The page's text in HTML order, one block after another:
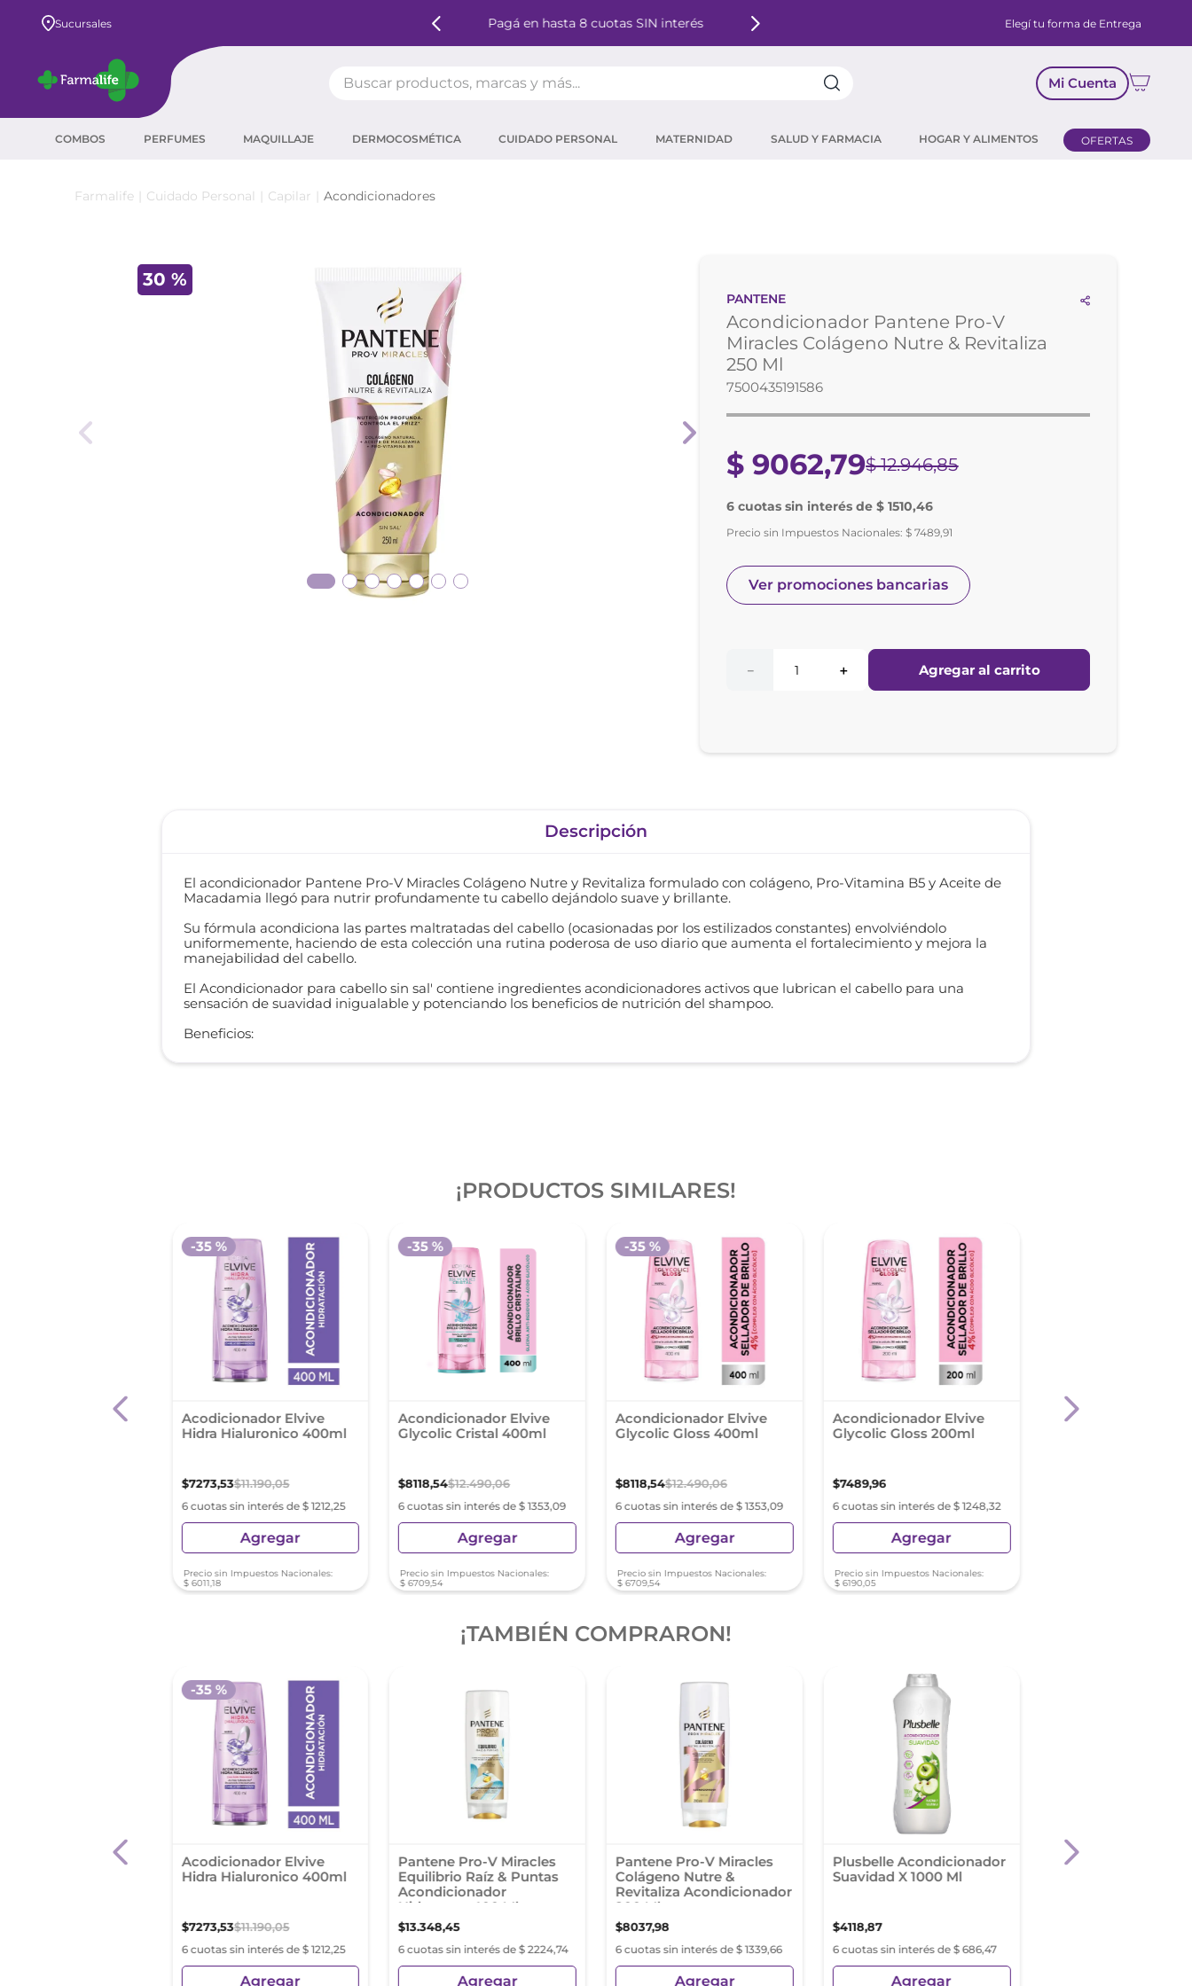
Sucursales Pagá en hasta 8 cuotas SIN interés Elegí tu forma de Entrega
Mi Cuenta
COMBOS PERFUMES MAQUILLAJE DERMOCOSMÉTICA CUIDADO PERSONAL MATERNIDAD SALUD Y FARMACIA HOGAR Y ALIMENTOS OFERTAS
Cuidado Personal Capilar Acondicionadores
30 %
PANTENE
Acondicionador Pantene Pro-V
Miracles Colágeno Nutre & Revitaliza
250 Ml
7500435191586
$ 9062,79$ 12.946,85
6 cuotas sin interés de $ 1510,46
Precio sin Impuestos Nacionales:$ 7489,91
Ver promociones bancarias
＋
－ Agregar al carrito
Descripción
El acondicionador Pantene Pro-V Miracles Colágeno Nutre y Revitaliza formulado con colágeno, Pro-Vitamina B5 y Aceite de
Macadamia llegó para nutrir profundamente tu cabello dejándolo suave y brillante.
Su fórmula acondiciona las partes maltratadas del cabello (ocasionadas por los estilizados constantes) envolviéndolo
uniformemente, haciendo de esta colección una rutina poderosa de uso diario que aumenta el fortalecimiento y mejora la
manejabilidad del cabello.
El Acondicionador para cabello sin sal' contiene ingredientes acondicionadores activos que lubrican el cabello para una
sensación de suavidad inigualable y potenciando los beneficios de nutrición del shampoo.
Beneficios:
¡PRODUCTOS SIMILARES!
Elvive
Acodicionador Elvive
Hidra Hialuronico 400ml
$7273,53$11.190,05
6 cuotas sin interés de $ 1212,25
-35 %
Agregar
Precio sin Impuestos Nacionales:
$ 6011,18
Acondicionador Elvive
Glycolic Cristal 400ml
$8118,54$12.490,06
6 cuotas sin interés de $ 1353,09
-35 %
Agregar
Precio sin Impuestos Nacionales:
$ 6709,54
Acondicionador Elvive
Glycolic Gloss 400ml
$8118,54$12.490,06
6 cuotas sin interés de $ 1353,09
-35 %
Agregar
Precio sin Impuestos Nacionales:
$ 6709,54
Acondicionador Elvive
Glycolic Gloss 200ml
$7489,96
6 cuotas sin interés de $ 1248,32
Agregar
Precio sin Impuestos Nacionales:
$ 6190,05
Acondicionador
¡TAMBIÉN COMPRARON!
Acodicionador Elvive
Hidra Hialuronico 400ml
$7273,53$11.190,05
6 cuotas sin interés de $ 1212,25
-35 %
Agregar
Pantene Pro-V Miracles
Equilibrio Raíz & Puntas
Acondicionador
Hidratante 400 Ml
$13.348,45
6 cuotas sin interés de $ 2224,74
Agregar
Pantene Pro-V Miracles
Colágeno Nutre &
Revitaliza Acondicionador
200 Ml
$8037,98
6 cuotas sin interés de $ 1339,66
Agregar
Plusbelle Acondicionador
Suavidad X 1000 Ml
$4118,87
6 cuotas sin interés de $ 686,47
Agregar
Acondicionador
agua micelar
corrector
mascara pestañas
retinol
tintura